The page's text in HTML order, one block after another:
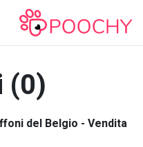
(0)
del Belgio - Vendita